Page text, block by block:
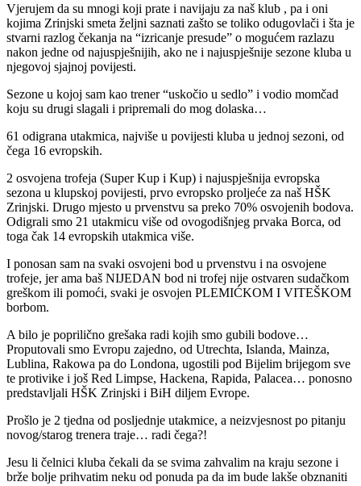
Vjerujem da su mnogi koji prate i navijaju za naš klub , pa i oni
kojima Zrinjski smeta željni saznati zašto se toliko odugovlači i šta je
stvarni razlog čekanja na “izricanje presude” o mogućem razlazu
nakon jedne od najuspješnijih, ako ne i najuspješnije sezone kluba u
njegovoj sjajnoj povijesti.
Sezone u kojoj sam kao trener “uskočio u sedlo” i vodio momčad
koju su drugi slagali i pripremali do mog dolaska…
61 odigrana utakmica, najviše u povijesti kluba u jednoj sezoni, od
čega 16 evropskih.
2 osvojena trofeja (Super Kup i Kup) i najuspješnija evropska
sezona u klupskoj povijesti, prvo evropsko proljeće za naš HŠK
Zrinjski. Drugo mjesto u prvenstvu sa preko 70% osvojenih bodova.
Odigrali smo 21 utakmicu više od ovogodišnjeg prvaka Borca, od
toga čak 14 evropskih utakmica više.
I ponosan sam na svaki osvojeni bod u prvenstvu i na osvojene
trofeje, jer ama baš NIJEDAN bod ni trofej nije ostvaren sudačkom
greškom ili pomoći, svaki je osvojen PLEMIĆKOM I VITEŠKOM
borbom.
A bilo je poprilično grešaka radi kojih smo gubili bodove…
Proputovali smo Evropu zajedno, od Utrechta, Islanda, Mainza,
Lublina, Rakowa pa do Londona, ugostili pod Bijelim brijegom sve
te protivike i još Red Limpse, Hackena, Rapida, Palacea… ponosno
predstavljali HŠK Zrinjski i BiH diljem Evrope.
Prošlo je 2 tjedna od posljednje utakmice, a neizvjesnost po pitanju
novog/starog trenera traje… radi čega?!
Jesu li čelnici kluba čekali da se svima zahvalim na kraju sezone i
brže bolje prihvatim neku od ponuda pa da im bude lakše obznaniti